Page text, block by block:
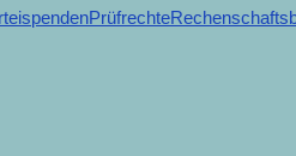
Prüfrechte